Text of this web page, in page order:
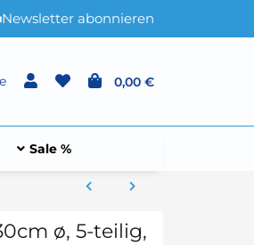
Newsletter abonnieren
0,00 €
Sale %
ø, 5-teilig,